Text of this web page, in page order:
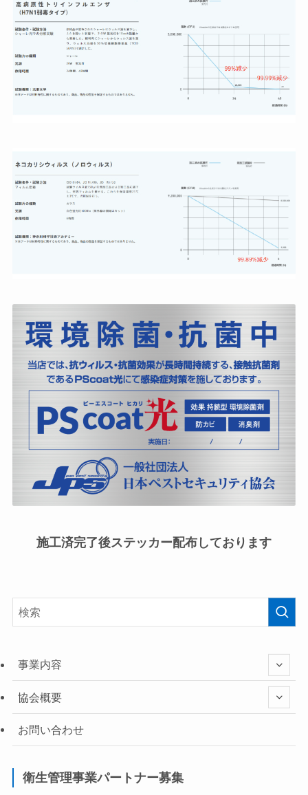
施工済完了後ステッカー配布しております
事業内容
協会概要
お問い合わせ
衛生管理事業パートナー募集